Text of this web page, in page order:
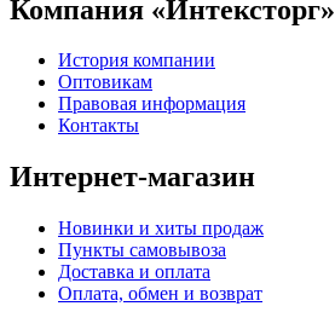
Компания «Интексторг»
История компании
Оптовикам
Правовая информация
Контакты
Интернет-магазин
Новинки и хиты продаж
Пункты самовывоза
Доставка и оплата
Оплата, обмен и возврат